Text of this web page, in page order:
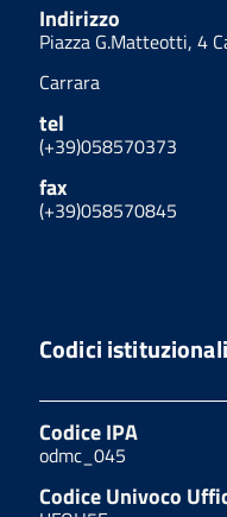
Indirizzo
Piazza G.Matteotti, 4
Carrara
tel
(+39)058570373
fax
(+39)058570845
Codici istituzionali
Codice IPA
odmc_045
Codice Univoco